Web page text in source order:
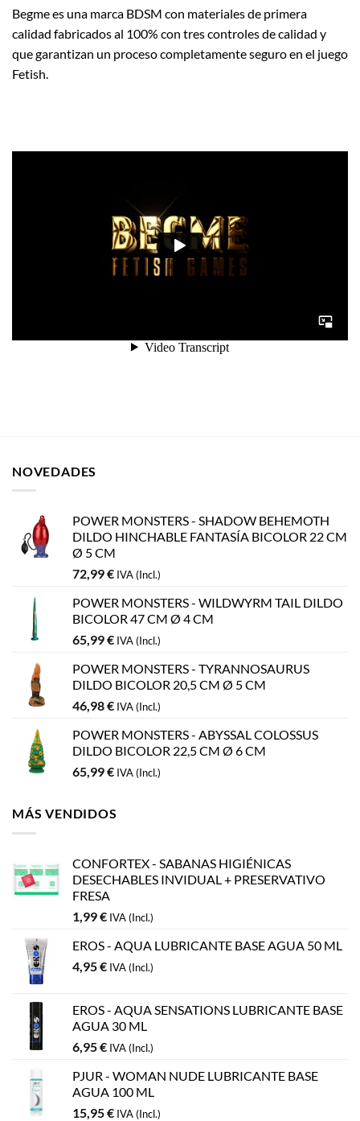
Begme es una marca BDSM con materiales de primera
calidad fabricados al 100% con tres controles de calidad y
que garantizan un proceso completamente seguro en el juego
Fetish.
NOVEDADES
POWER MONSTERS - SHADOW BEHEMOTH
DILDO HINCHABLE FANTASÍA BICOLOR 22 CM
Ø 5 CM
72,99€ IVA (Incl.)
POWER MONSTERS - WILDWYRM TAIL DILDO
BICOLOR 47 CM Ø 4 CM
65,99€ IVA (Incl.)
POWER MONSTERS - TYRANNOSAURUS
DILDO BICOLOR 20,5 CM Ø 5 CM
46,98€ IVA (Incl.)
POWER MONSTERS - ABYSSAL COLOSSUS
DILDO BICOLOR 22,5 CM Ø 6 CM
65,99€ IVA (Incl.)
MÁS VENDIDOS
CONFORTEX - SABANAS HIGIÉNICAS
DESECHABLES INVIDUAL + PRESERVATIVO
FRESA
1,99€ IVA (Incl.)
EROS - AQUA LUBRICANTE BASE AGUA 50 ML
4,95€ IVA (Incl.)
EROS - AQUA SENSATIONS LUBRICANTE BASE
AGUA 30 ML
6,95€ IVA (Incl.)
PJUR - WOMAN NUDE LUBRICANTE BASE
AGUA 100 ML
15,95€ IVA (Incl.)